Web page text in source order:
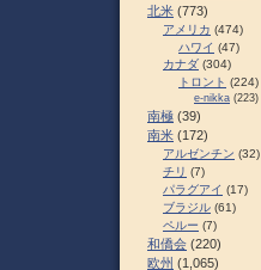
北米 (773)
アメリカ (474)
ハワイ (47)
カナダ (304)
トロント (224)
e-nikka (223)
南極 (39)
南米 (172)
アルゼンチン (32)
チリ (7)
パラグアイ (17)
ブラジル (61)
ペルー (7)
和僑会 (220)
欧州 (1,065)